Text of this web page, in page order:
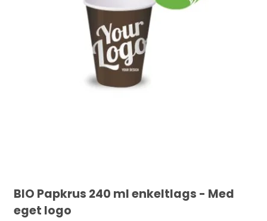
BIO Papkrus 240 ml enkeltlags - Med
eget logo